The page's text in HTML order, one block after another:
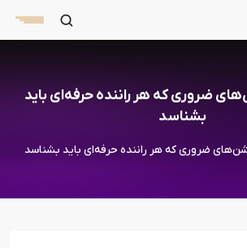
ضروری که هر راننده حرفه‌ای باید
بشناسد
ضروری که هر راننده حرفه‌ای باید بشناسد